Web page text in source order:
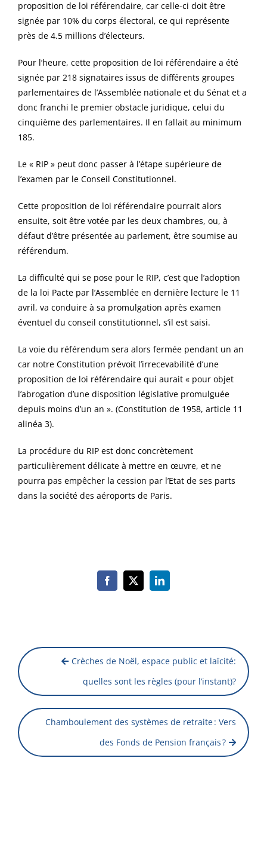
proposition de loi référendaire, car celle-ci doit être
signée par 10% du corps électoral, ce qui représente
près de 4.5 millions d’électeurs.
Pour l’heure, cette proposition de loi référendaire a été
signée par 218 signataires issus de différents groupes
parlementaires de l’Assemblée nationale et du Sénat et a
donc franchi le premier obstacle juridique, celui du
cinquième des parlementaires. Il en fallait au minimum
185.
Le « RIP » peut donc passer à l’étape supérieure de
l’examen par le Conseil Constitutionnel.
Cette proposition de loi référendaire pourrait alors
ensuite, soit être votée par les deux chambres, ou, à
défaut d’être présentée au parlement, être soumise au
référendum.
La difficulté qui se pose pour le RIP, c’est que l’adoption
de la loi Pacte par l’Assemblée en dernière lecture le 11
avril, va conduire à sa promulgation après examen
éventuel du conseil constitutionnel, s’il est saisi.
La voie du référendum sera alors fermée pendant un an
car notre Constitution prévoit l’irrecevabilité d’une
proposition de loi référendaire qui aurait « pour objet
l’abrogation d’une disposition législative promulguée
depuis moins d’un an ». (Constitution de 1958, article 11
alinéa 3).
La procédure du RIP est donc concrètement
particulièrement délicate à mettre en œuvre, et ne
pourra pas empêcher la cession par l’Etat de ses parts
dans la société des aéroports de Paris.
Facebook
X LinkedIn
Crèches de Noël, espace public et laïcité:
quelles sont les règles (pour l’instant)?
Chamboulement des systèmes de retraite : Vers
des Fonds de Pension français ?